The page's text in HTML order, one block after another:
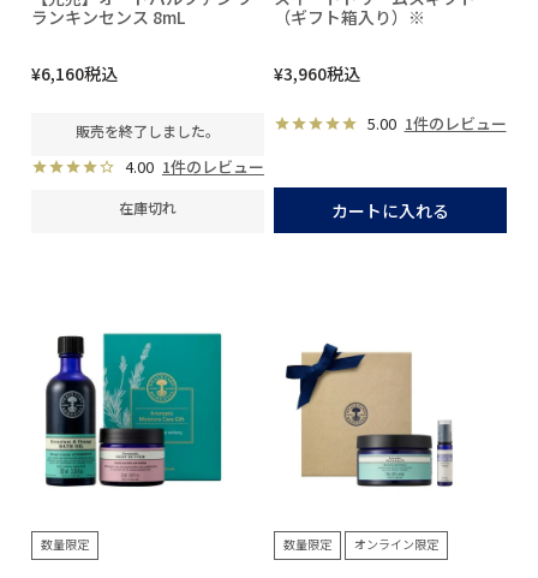
ランキンセンス 8mL
¥6,160税込
販売を終了しました。
4.00 1件のレビュー
在庫切れ
（ギフト箱入り）※
¥3,960税込
5.00 1件のレビュー
カートに入れる
数量限定 数量限定 オンライン限定